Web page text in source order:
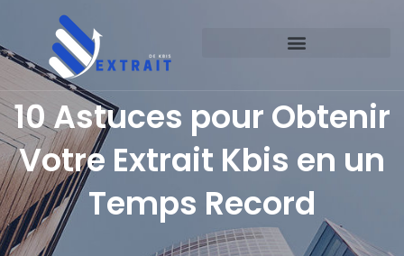
10 Astuces pour Obtenir
Votre Extrait Kbis en un
Temps Record